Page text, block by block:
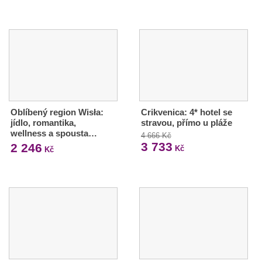
Oblíbený region Wisła:
jídlo, romantika,
wellness a spousta…
2 246 Kč
Crikvenica: 4* hotel se
stravou, přímo u pláže
4 666 Kč
3 733 Kč